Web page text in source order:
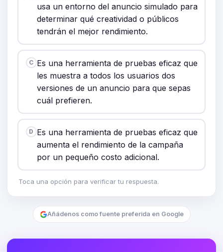
usa un entorno del anuncio simulado para
determinar qué creatividad o públicos
tendrán el mejor rendimiento.
C Es una herramienta de pruebas eficaz que
les muestra a todos los usuarios dos
versiones de un anuncio para que sepas
cuál prefieren.
D Es una herramienta de pruebas eficaz que
aumenta el rendimiento de la campaña
por un pequeño costo adicional.
Toca una opción para verificar tu respuesta.
Añádenos como fuente preferida en Google